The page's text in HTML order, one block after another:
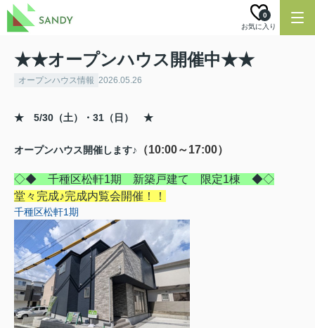
お気に入り
0
★★オープンハウス開催中★★
オープンハウス情報 2026.05.26
★ 5/30（土）・31（日） ★
オープンハウス開催します♪ （10:00～17:00）
◇◆ 千種区松軒1期 新築戸建て 限定1棟 ◆◇
堂々完成♪完成内覧会開催！！
千種区松軒1期